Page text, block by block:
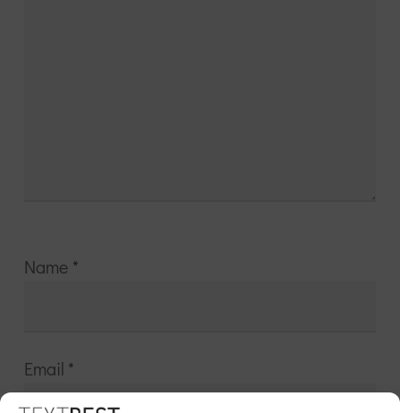
Name *
Email *